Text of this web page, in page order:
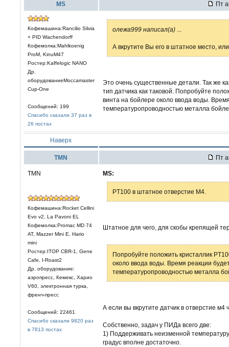
MS Пт
Кофемашина:Rancilio Silvia
+ PID Wachendorff
Кофемолка:Mahlkoenig
ProM, KinuM47
Ростер:Kaffelogic NANO
Др.
оборудованиеMoccamaster
Cup-One
Сообщений: 199
Спасибо сказали 37 раз в
26 постах
олежа999 написал(а)
А вкрутите Вы его в штатное место,
Это очень существенные детали. Так же
тип датчика как таковой. Попробуйте
винта на бойлере около ввода воды.
температуропроводностью металла
Наверх
TMN Пт
TMN
Кофемашина:Rocket Cellini
Evo v2, La Pavoni EL
Кофемолка:Promac MD 74
AT, Mazzer Mini E, Hario
mini
Ростер:ITOP CBR-1, Gene
Cafe, I-Roast2
Др. оборудование:
аэропресс, Кемекс, Харио
V60, электронная турка,
френч-пресс
Сообщений: 22461
Спасибо сказали 9820 раз
в 7813 постах
MS:
PT100 в штатное отверстие М4.
Штатное для чего, для скобы крепящей
Попробуйте положить кристаллик
около ввода воды. Время реакции
температуропроводностью металла
А если вы вкрутите датчик в отверстие м4
Собственно, задач у ПИДа всего две:
1) Поддерживать неизменной
градус вполне достаточно.